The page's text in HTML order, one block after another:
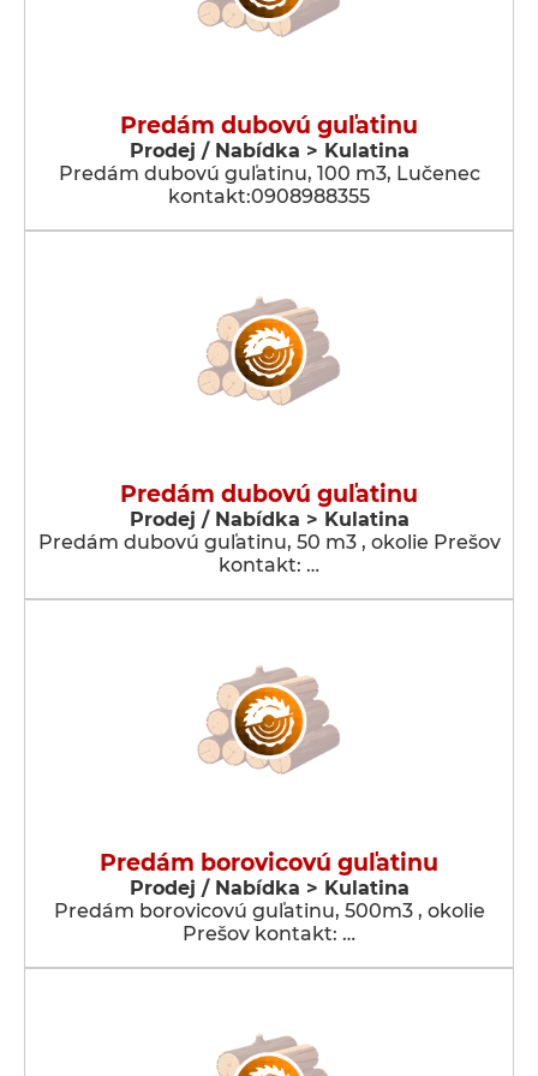
Predám dubovú guľatinu
Prodej / Nabídka > Kulatina
Predám dubovú guľatinu, 100 m3, Lučenec
kontakt:0908988355
Predám dubovú guľatinu
Prodej / Nabídka > Kulatina
Predám dubovú guľatinu, 50 m3 , okolie Prešov
kontakt: …
Predám borovicovú guľatinu
Prodej / Nabídka > Kulatina
Predám borovicovú guľatinu, 500m3 , okolie
Prešov kontakt: …